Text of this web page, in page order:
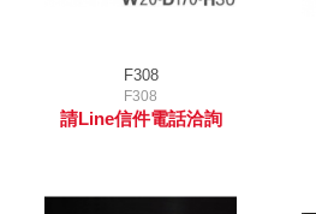
F308
F308
請Line信件電話洽詢